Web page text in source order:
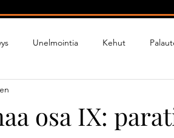
Unelmointia Kehut
osa IX: